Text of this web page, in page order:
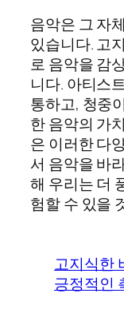
음악은 그 자
있습니다. 고
로 음악을 감
니다. 아티스
통하고, 청중
한 음악의 가
은 이러한 다
서 음악을 바
해 우리는 더
험할 수 있을
고지식한
긍정적인